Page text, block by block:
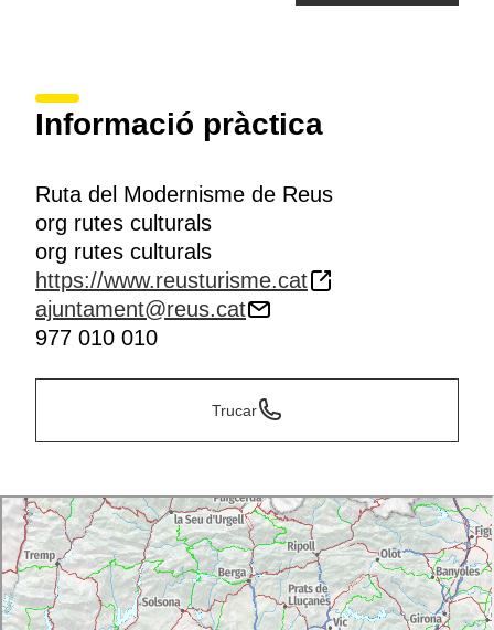
Informació pràctica
Ruta del Modernisme de Reus
org rutes culturals
org rutes culturals
https://www.reusturisme.cat
ajuntament@reus.cat
977 010 010
Trucar